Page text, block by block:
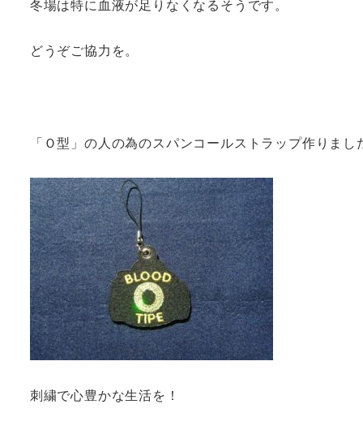
冬場は特に血液が足りなくなるそうです。
どうぞご協力を。
「Ｏ型」の人の為のスパンコールストラップ作りまし
刺繍で心豊かな生活を！